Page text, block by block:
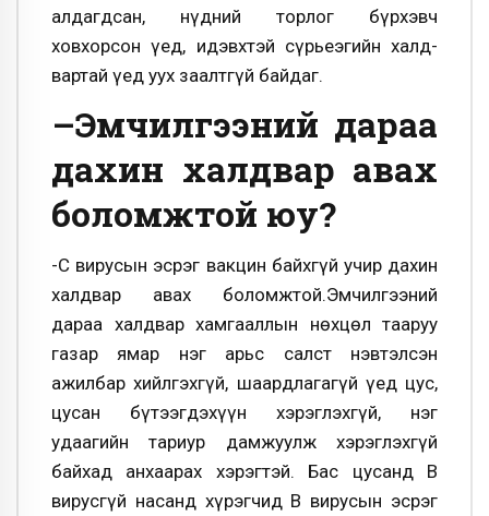
алдагдсан, нүдний торлог бүрхэвч
ховхорсон үед, идэвхтэй сүрьеэгийн халд­­
вартай үед уух заалтгүй байдаг.
–Эмчилгээний дараа
дахин халдвар авах
боломжтой юу?
-С вирусын эсрэг вакцин байхгүй учир дахин
халдвар авах боломжтой.Эмчилгээний
дараа халдвар хамгааллын нөхцөл тааруу
газар ямар нэг арьс салст нэвтэлсэн
ажилбар хийлгэхгүй, шаардлагагүй үед цус,
цусан бүтээгдэхүүн хэрэглэхгүй, нэг
удаагийн тариур дамжуулж хэрэглэхгүй
байхад анхаарах хэрэгтэй. Бас цусанд В
вирусгүй насанд хүрэгчид В вирусын эсрэг